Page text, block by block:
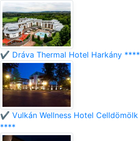
✔️ Dráva Thermal Hotel Harkány ****
✔️ Vulkán Wellness Hotel Celldömölk
****